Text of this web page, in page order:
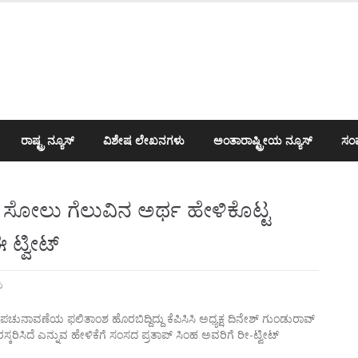
ರಾಷ್ಟ್ರ ನ್ಯೂಸ್ ವಿಶೇಷ ಲೇಖನಗಳು ಅಂತಾರಾಷ್ಟ್ರೀಯ ನ್ಯೂಸ್
ಗೆಲುವಿನ ಅರ್ಥ ಹೇಳಿಕೊಟ್ಟ
ಟ್ವೀಟ್
ಫಲಿತಾಂಶ ಹೊರಬಿದ್ದಿದ್ದು ಕೆಪಿಸಿಸಿ ಅಧ್ಯಕ್ಷ ದಿನೇಶ್ ಗುಂಡುರಾವ್
ಎನ್ನುವ ಹೇಳಿಕೆಗೆ ಸಂಸದ ಪ್ರತಾಪ್ ಸಿಂಹ ಅವರಿಗೆ ರೀ-ಟ್ವೀಟ್